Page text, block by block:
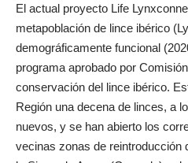
El actual proyecto Life
metapoblación de lince ibérico
demográficamente funcional
programa aprobado por
conservación del lince ibérico.
Región una decena de linces, a
nuevos, y se han abierto los
vecinas zonas de reintroducción